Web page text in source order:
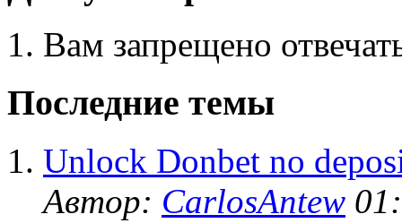
Вам запрещено
Последние темы
Unlock Donbet no
Автор: CarlosAntew